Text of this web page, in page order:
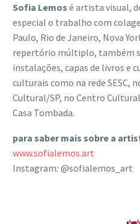
Sofia Lemos é artista visual,
especial o trabalho com
Paulo, Rio de Janeiro, Nova
repertório múltiplo, também
instalações, capas de livros e
culturais como na rede SESC,
Cultural/SP, no Centro
Casa Tombada.
para saber mais sobre a
www.sofialemos.art
Instagram: @sofialemos_art